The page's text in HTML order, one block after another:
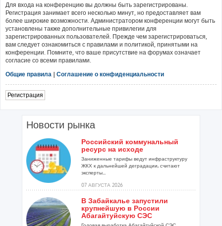
Для входа на конференцию вы должны быть зарегистрированы.
Регистрация занимает всего несколько минут, но предоставляет вам
более широкие возможности. Администратором конференции могут быть
установлены также дополнительные привилегии для
зарегистрированных пользователей. Прежде чем зарегистрироваться,
вам следует ознакомиться с правилами и политикой, принятыми на
конференции. Помните, что ваше присутствие на форумах означает
согласие со всеми правилами.
Общие правила | Соглашение о конфиденциальности
Регистрация
Новости рынка
Российский коммунальный
ресурс на исходе
Заниженные тарифы ведут инфраструктуру
ЖКХ к дальнейшей деградации, считают
эксперты...
07 АВГУСТА 2026
В Забайкалье запустили
крупнейшую в России
Абагайтуйскую СЭС
Годовая выработка Абагайтуйской СЭС